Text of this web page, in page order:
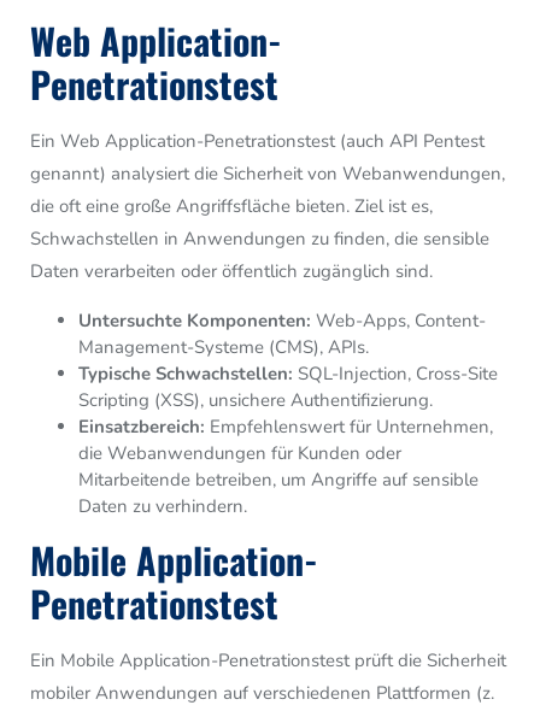
Web Application-
Penetrationstest
Ein Web Application-Penetrationstest (auch API Pentest
genannt) analysiert die Sicherheit von Webanwendungen,
die oft eine große Angriffsfläche bieten. Ziel ist es,
Schwachstellen in Anwendungen zu finden, die sensible
Daten verarbeiten oder öffentlich zugänglich sind.
Untersuchte Komponenten: Web-Apps, Content-
Management-Systeme (CMS), APIs.
Typische Schwachstellen: SQL-Injection, Cross-Site
Scripting (XSS), unsichere Authentifizierung.
Einsatzbereich: Empfehlenswert für Unternehmen,
die Webanwendungen für Kunden oder
Mitarbeitende betreiben, um Angriffe auf sensible
Daten zu verhindern.
Mobile Application-
Penetrationstest
Ein Mobile Application-Penetrationstest prüft die Sicherheit
mobiler Anwendungen auf verschiedenen Plattformen (z.